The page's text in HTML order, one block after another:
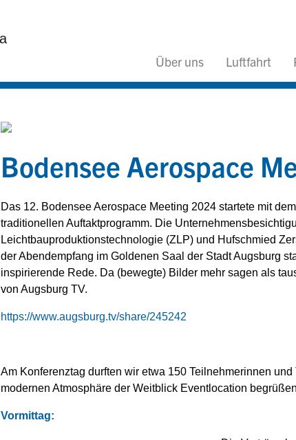
Über uns Luftfahrt
Bodensee Aerospace
Das 12. Bodensee Aerospace Meeting 2024 startete mit dem
traditionellen Auftaktprogramm. Die
Leichtbauproduktionstechnologie (ZLP) und Hufschmied
der Abendempfang im Goldenen Saal der Stadt Augsburg
inspirierende Rede. Da (bewegte) Bilder mehr sagen als
von Augsburg TV.
https://www.augsburg.tv/share/245242
Am Konferenztag durften wir etwa 150 Teilnehmerinnen
modernen Atmosphäre der Weitblick Eventlocation
Vormittag: